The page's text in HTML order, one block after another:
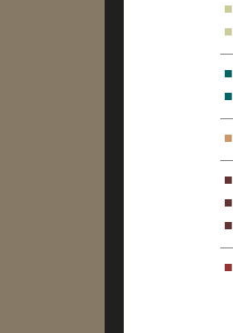
■
■
■
■
■
■
■
■
■